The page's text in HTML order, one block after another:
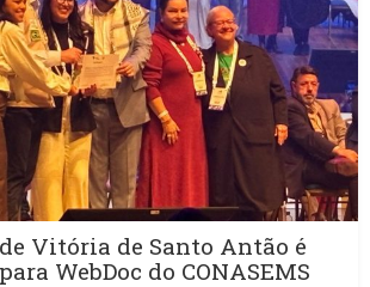
Vitória de Santo Antão é
WebDoc do CONASEMS